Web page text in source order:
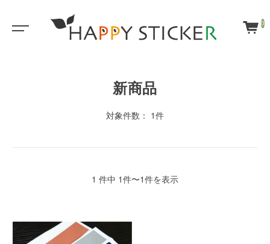
0
新商品
対象件数： 1件
1 件中 1件〜1件を表示